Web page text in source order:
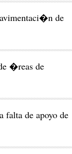
de
�reas de
falta de apoyo de